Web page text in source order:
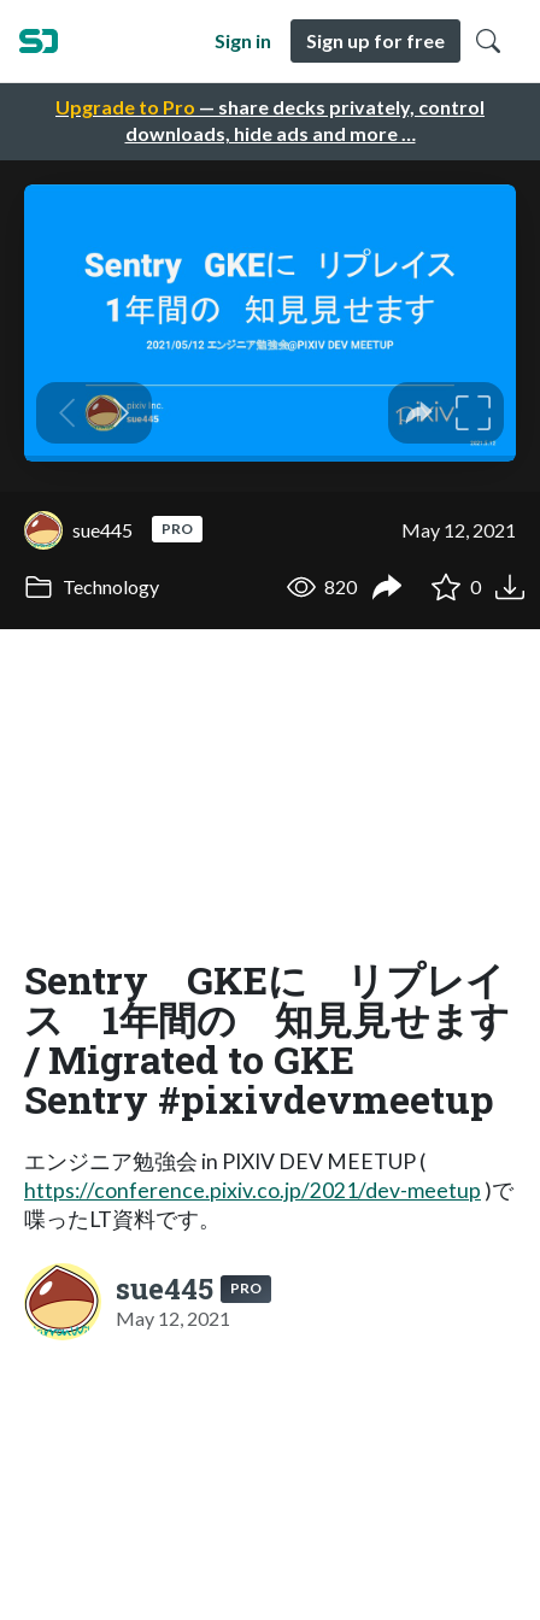
Upgrade to Pro — share decks privately, control
downloads, hide ads and more …
Sign in Sign up for free
sue445 PRO May 12, 2021
Technology 820 0
Sentry GKEに リプレイ
ス 1年間の 知見見せます
/ Migrated to GKE
Sentry #pixivdevmeetup
エンジニア勉強会 in PIXIV DEV MEETUP (
https://conference.pixiv.co.jp/2021/dev-meetup )で
喋ったLT資料です。
sue445 PRO
May 12, 2021